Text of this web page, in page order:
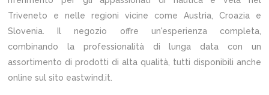
Triveneto e nelle regioni vicine come Austria, Croazia e
Slovenia. Il negozio offre un'esperienza completa,
combinando la professionalità di lunga data con un
assortimento di prodotti di alta qualità, tutti disponibili anche
online sul sito eastwind.it.